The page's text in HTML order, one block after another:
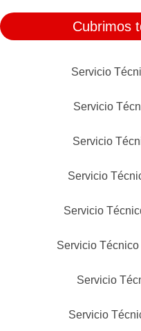
Cubrimos
Servicio
Servicio
Servicio
Servicio
Servicio
Servicio
Servicio
Servicio